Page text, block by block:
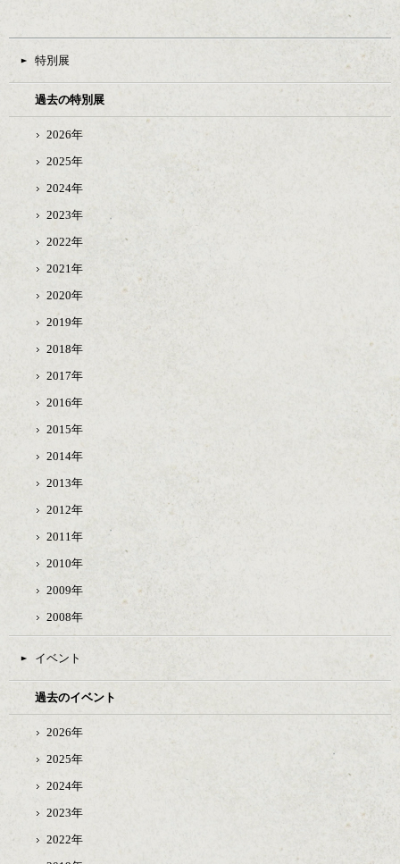
特別展
過去の特別展
2026年
2025年
2024年
2023年
2022年
2021年
2020年
2019年
2018年
2017年
2016年
2015年
2014年
2013年
2012年
2011年
2010年
2009年
2008年
イベント
過去のイベント
2026年
2025年
2024年
2023年
2022年